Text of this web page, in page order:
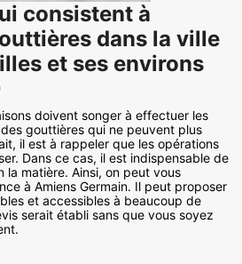
consistent à
dans la ville
et ses environs
doivent songer à effectuer les
gouttières qui ne peuvent plus
il est à rappeler que les opérations
Dans ce cas, il est indispensable de
matière. Ainsi, on peut vous
à Amiens Germain. Il peut proposer
et accessibles à beaucoup de
serait établi sans que vous soyez